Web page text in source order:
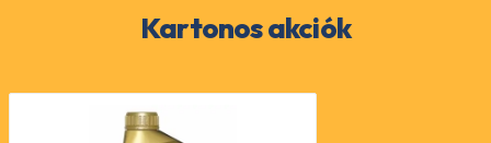
Kartonos akciók